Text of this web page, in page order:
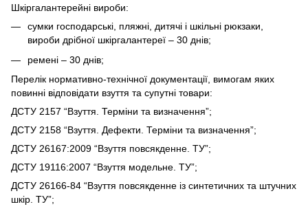
Шкіргалантерейні вироби:
сумки господарські, пляжні, дитячі і шкільні рюкзаки,
вироби дрібної шкіргалантереї – 30 днів;
ремені – 30 днів;
Перелік нормативно-технічної документації, вимогам яких
повинні відповідати взуття та супутні товари:
ДСТУ 2157 “Взуття. Терміни та визначення”;
ДСТУ 2158 “Взуття. Дефекти. Терміни та визначення”;
ДСТУ 26167:2009 “Взуття повсякденне. ТУ”;
ДСТУ 19116:2007 “Взуття модельне. ТУ”;
ДСТУ 26166-84 “Взуття повсякденне із синтетичних та штучних
шкір. ТУ”;